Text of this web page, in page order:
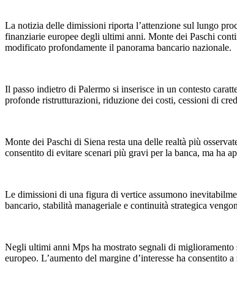
La notizia delle dimissioni riporta l’attenzione sul lungo
finanziarie europee degli ultimi anni. Monte dei Paschi
modificato profondamente il panorama bancario nazionale.
Il passo indietro di Palermo si inserisce in un contesto
profonde ristrutturazioni, riduzione dei costi, cessioni di
Monte dei Paschi di Siena resta una delle realtà più
consentito di evitare scenari più gravi per la banca, ma ha
Le dimissioni di una figura di vertice assumono
bancario, stabilità manageriale e continuità strategica
Negli ultimi anni Mps ha mostrato segnali di miglioramento
europeo. L’aumento del margine d’interesse ha